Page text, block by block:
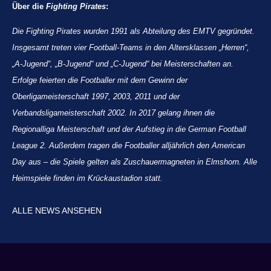
Über die Fighting Pirates:
Die Fighting Pirates wurden 1991 als Abteilung des EMTV gegründet.
Insgesamt treten vier Football-Teams in den Altersklassen „Herren“,
„A-Jugend“, „B-Jugend“ und „C-Jugend“ bei Meisterschaften an.
Erfolge feierten die Footballer mit dem Gewinn der
Oberligameisterschaft 1997, 2003, 2011 und der
Verbandsligameisterschaft 2002. In 2017 gelang ihnen die
Regionalliga Meisterschaft und der Aufstieg in die German Football
League 2. Außerdem tragen die Footballer alljährlich den American
Day aus – die Spiele gelten als Zuschauermagneten in Elmshorn. Alle
Heimspiele finden im Krückaustadion statt.
ALLE NEWS ANSEHEN